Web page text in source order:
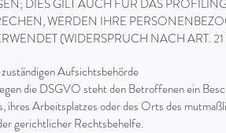
DIES GILT AUCH FÜR DAS
WERDEN IHRE
(WIDERSPRUCH NACH ART.
Aufsichtsbehörde
die DSGVO steht den Betroffenen ein
ihres Arbeitsplatzes oder des Orts des
gerichtlicher Rechtsbehelfe.